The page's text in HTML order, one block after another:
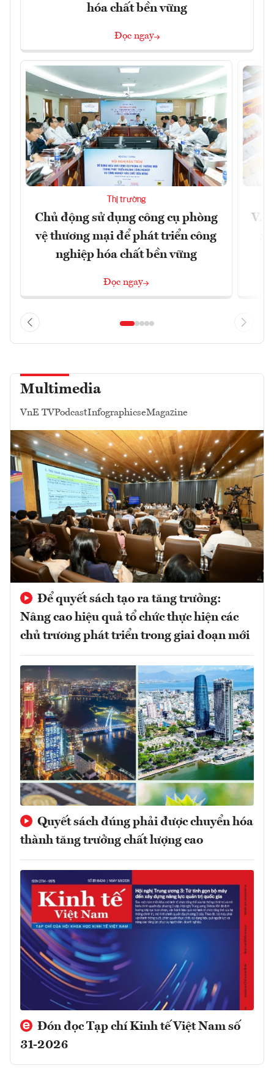
hóa chất bền vững
Đọc ngay
Thị trường
Chủ động sử dụng công cụ phòng
vệ thương mại để phát triển công
nghiệp hóa chất bền vững
Đọc ngay
Multimedia
VnE TVPodcastInfographicseMagazine
Để quyết sách tạo ra tăng trưởng:
Nâng cao hiệu quả tổ chức thực hiện các
chủ trương phát triển trong giai đoạn mới
Quyết sách đúng phải được chuyển hóa
thành tăng trưởng chất lượng cao
Đón đọc Tạp chí Kinh tế Việt Nam số
31-2026